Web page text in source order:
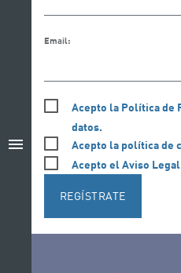
menu
Email:
Acepto la Política de
datos.
Acepto la política de
Acepto el Aviso
REGÍSTRATE